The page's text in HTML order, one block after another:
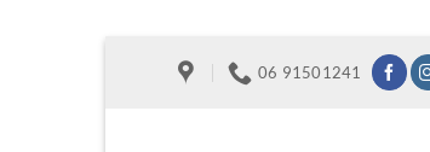
06 91501241